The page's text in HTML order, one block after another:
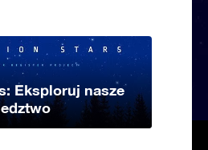
Eksploruj nasze